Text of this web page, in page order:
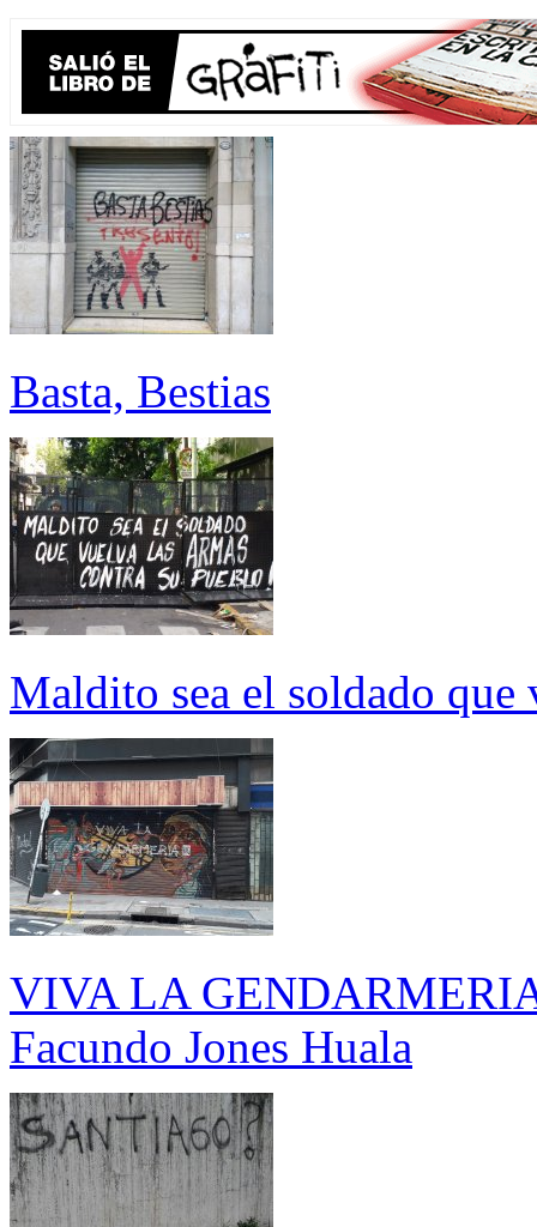
Basta, Bestias
Maldito sea el soldado que
VIVA LA
Facundo Jones Huala